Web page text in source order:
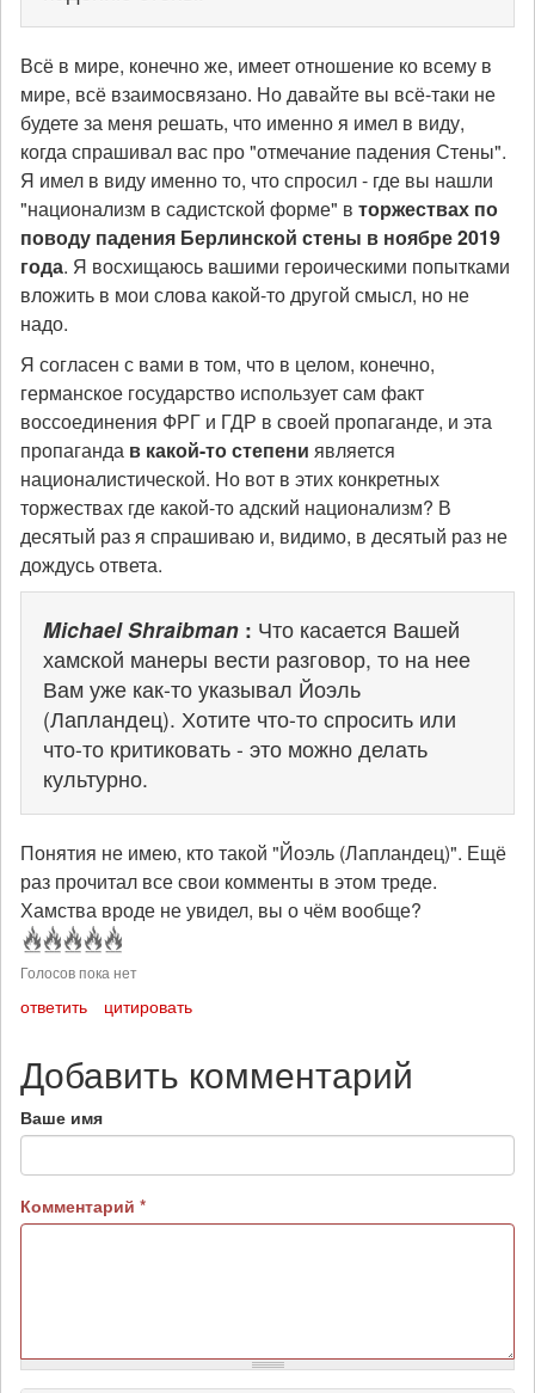
Всё в мире, конечно же, имеет отношение ко всему в
мире, всё взаимосвязано. Но давайте вы всё-таки не
будете за меня решать, что именно я имел в виду,
когда спрашивал вас про "отмечание падения Стены".
Я имел в виду именно то, что спросил - где вы нашли
"национализм в садистской форме" в торжествах по
поводу падения Берлинской стены в ноябре 2019
года. Я восхищаюсь вашими героическими попытками
вложить в мои слова какой-то другой смысл, но не
надо.
Я согласен с вами в том, что в целом, конечно,
германское государство использует сам факт
воссоединения ФРГ и ГДР в своей пропаганде, и эта
пропаганда в какой-то степени является
националистической. Но вот в этих конкретных
торжествах где какой-то адский национализм? В
десятый раз я спрашиваю и, видимо, в десятый раз не
дождусь ответа.
Michael Shraibman: Что касается Вашей
хамской манеры вести разговор, то на нее
Вам уже как-то указывал Йоэль
(Лапландец). Хотите что-то спросить или
что-то критиковать - это можно делать
культурно.
Понятия не имею, кто такой "Йоэль (Лапландец)". Ещё
раз прочитал все свои комменты в этом треде.
Хамства вроде не увидел, вы о чём вообще?
Голосов пока нет
ответить цитировать
Добавить комментарий
Ваше имя
Комментарий *